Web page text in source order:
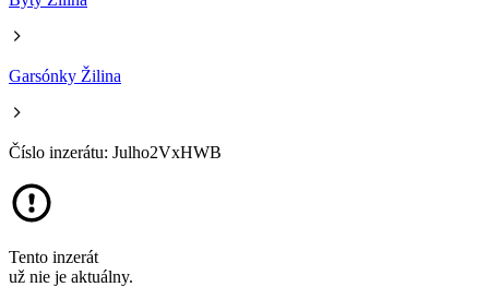
Garsónky Žilina
Číslo inzerátu: Julho2VxHWB
Tento inzerát
už nie je aktuálny.